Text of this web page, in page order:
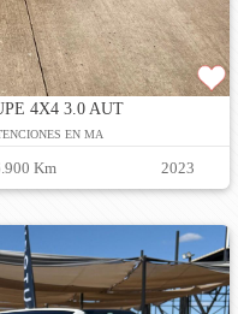
4X4 3.0 AUT
EN MA
Km 2023